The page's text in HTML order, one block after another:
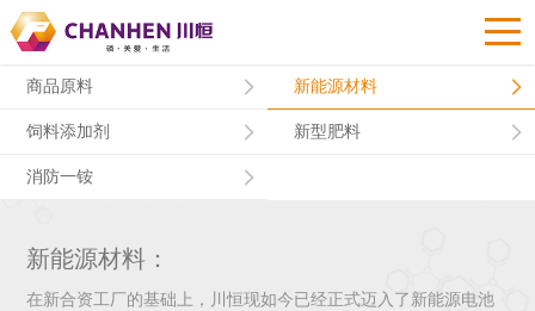
商品原料 新能源材料
饲料添加剂 新型肥料
消防一铵
新能源材料：
在新合资工厂的基础上，川恒现如今已经正式迈入了新能源电池